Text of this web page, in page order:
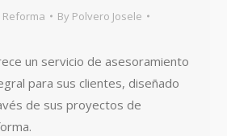
Reforma By Polvero Josele
un servicio de asesoramiento
para sus clientes, diseñado
de sus proyectos de